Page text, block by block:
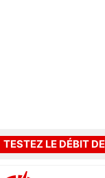
TESTEZ LE DÉBIT